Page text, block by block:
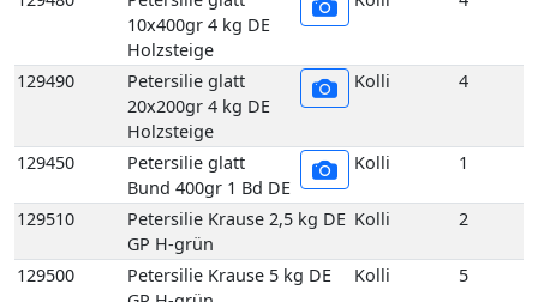
129450
Petersilie glatt
Bund 400gr 1 Bd DE
Kolli 1
129510
Petersilie Krause 2,5 kg DE
GP H-grün
Kolli 2
Petersilie Krause 5 kg DE
GP H-grün
Petersilie Krause
5er 400 gr 10 Bd DE
GP H-grün
129440E
Petersilie Krause
5er 400 gr 1 Bd DE
1